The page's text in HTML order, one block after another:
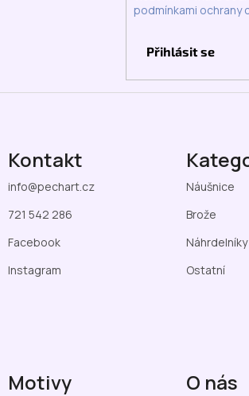
podmínkami ochrany
Přihlásit se
Kontakt
info@pechart.cz
721 542 286
Facebook
Instagram
Náušnice
Brože
Náhrdelníky
Ostatní
Motivy O nás